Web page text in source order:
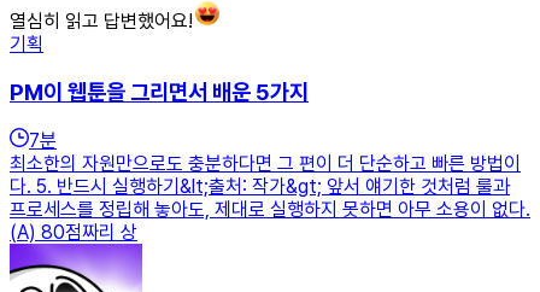
열심히 읽고 답변했어요!
기획
PM이 웹툰을 그리면서 배운 5가지
7분
최소한의 자원만으로도 충분하다면 그 편이 더 단순하고 빠른 방법이
다. 5. 반드시 실행하기&lt;출처: 작가&gt; 앞서 얘기한 것처럼 룰과
프로세스를 정립해 놓아도, 제대로 실행하지 못하면 아무 소용이 없다.
(A) 80점짜리 상